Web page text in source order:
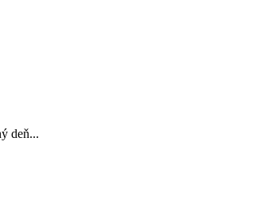
deň...